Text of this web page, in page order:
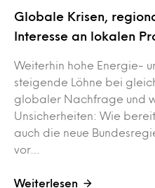
Globale Krisen,
Interesse an lokalen
Weiterhin hohe Energie-
steigende Löhne bei
globaler Nachfrage und
Unsicherheiten: Wie
auch die neue
vor…
Weiterlesen